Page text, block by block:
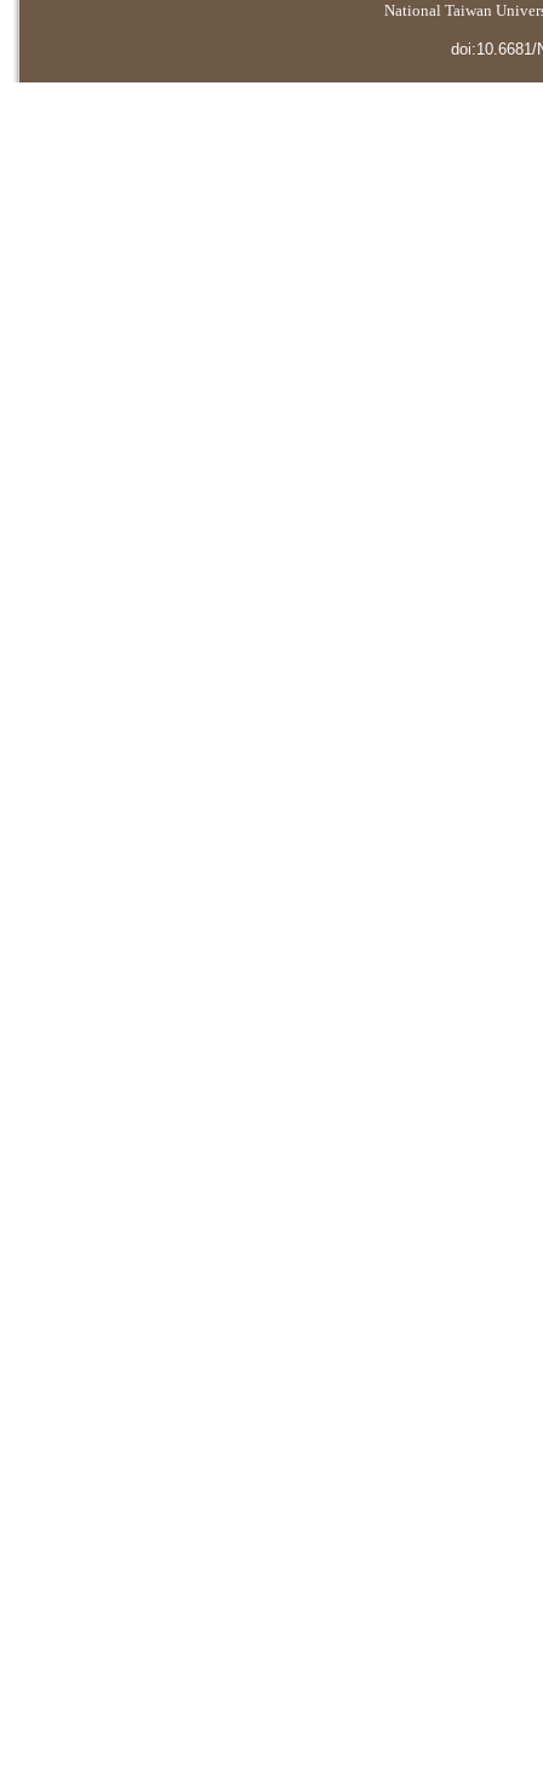
National Taiwan
doi:10.6681/